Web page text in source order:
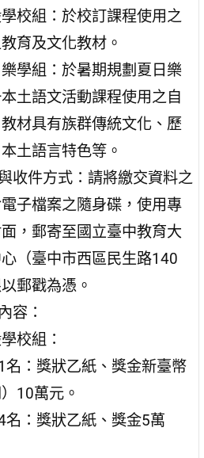
校組：於校訂課程使用之
育及文化教材。
學組：於暑期規劃夏日樂
土語文活動課程使用之自
材具有族群傳統文化、歷
土語言特色等。
收件方式：請將繳交資料之
子檔案之隨身碟，使用專
，郵寄至國立臺中教育大
（臺中市西區民生路140
郵戳為憑。
容：
校組：
名：獎狀乙紙、獎金新臺幣
）10萬元。
名：獎狀乙紙、獎金5萬